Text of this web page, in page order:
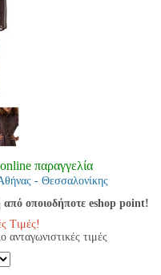
παραγγελία
- Θεσσαλονίκης
οποιοδήποτε eshop point!
Τιμές!
ανταγωνιστικές τιμές